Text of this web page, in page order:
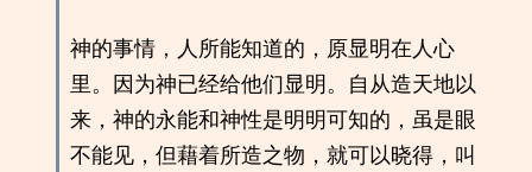
神的事情，人所能知道的，原显明在人心
里。因为神已经给他们显明。自从造天地以
来，神的永能和神性是明明可知的，虽是眼
不能见，但藉着所造之物，就可以晓得，叫